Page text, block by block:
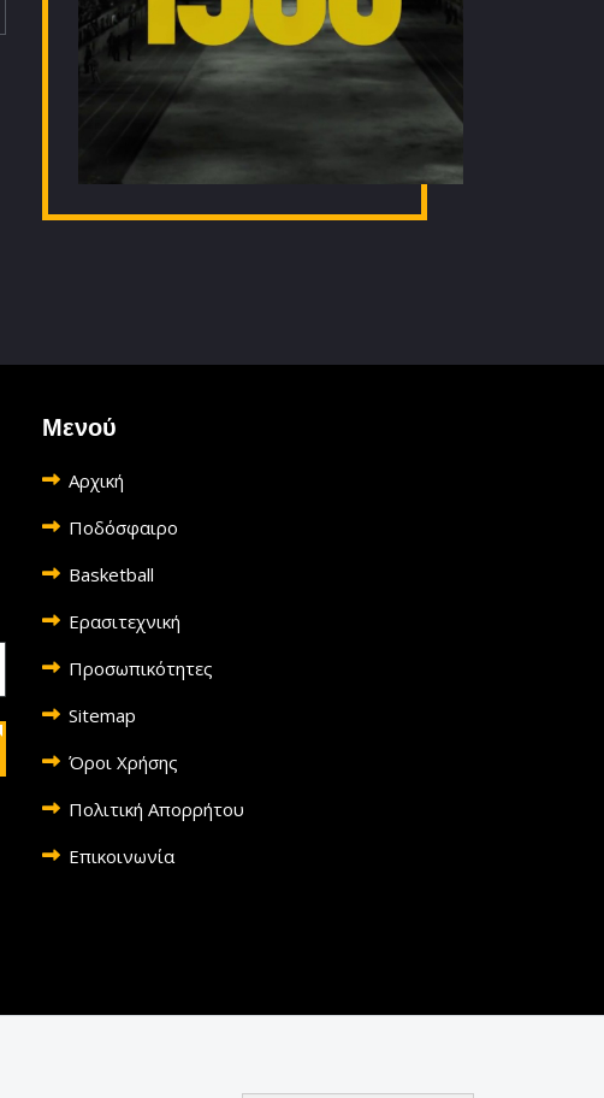
Μενού
Αρχική
Ποδόσφαιρο
Basketball
Ερασιτεχνική
Προσωπικότητες
Sitemap
Όροι Χρήσης
Πολιτική Απορρήτου
Επικοινωνία